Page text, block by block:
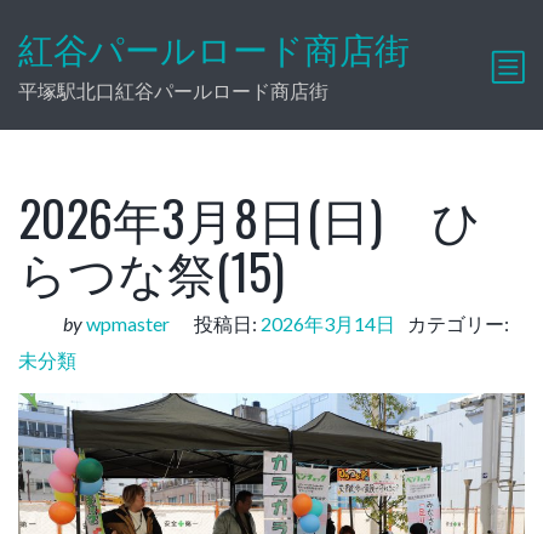
紅谷パールロード商店街
平塚駅北口紅谷パールロード商店街
2026年3月8日(日) ひ
らつな祭(15)
bywpmaster 投稿日: 2026年3月14日
カテゴリー:
未分類